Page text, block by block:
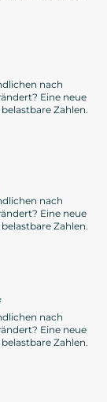
nach
Eine neue
Zahlen.
nach
Eine neue
Zahlen.
nach
Eine neue
Zahlen.